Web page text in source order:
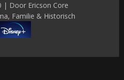
| Door Ericson Core
Familie & Historisch